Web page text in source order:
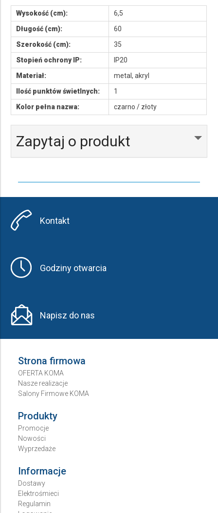
Wysokość (cm):
6,5
Długość (cm):
60
Szerokość (cm):
35
Stopień ochrony IP:
IP20
Materiał:
metal, akryl
Ilość punktów świetlnych:
1
Kolor pełna nazwa:
czarno / złoty
Zapytaj o produkt
Kontakt
Godziny otwarcia
Napisz do nas
Strona firmowa
OFERTA KOMA
Nasze realizacje
Salony Firmowe KOMA
Produkty
Promocje
Nowości
Wyprzedaże
Informacje
Dostawy
Elektrośmieci
Regulamin